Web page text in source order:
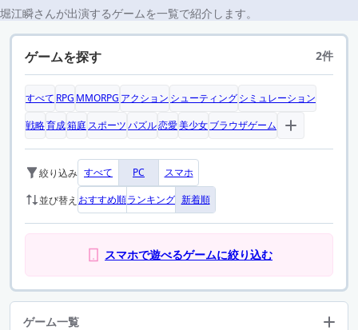
堀江瞬さんが出演するゲームを一覧で紹介します。
ゲームを探す 2件
すべて RPG MMORPG アクション シューティングシミュレーション
戦略育成箱庭 スポーツパズル恋愛美少女ブラウザゲーム
絞り込み すべて PC スマホ
並び替え おすすめ順ランキング 新着順
スマホで遊べるゲームに絞り込む
ゲーム一覧